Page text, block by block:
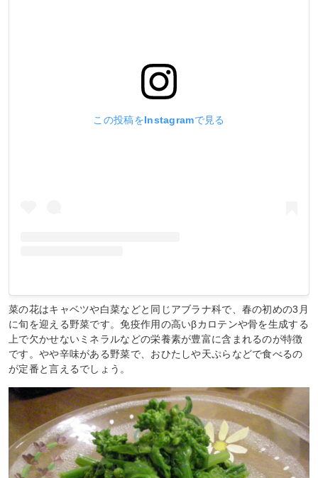
この投稿をInstagramで見る
菜の花はキャベツや白菜などと同じアブラナ科で、春の初めの3月
に旬を迎える野菜です。免疫作用の高いβカロテンや骨を生成する
上で欠かせないミネラルなどの栄養素が豊富に含まれるのが特徴
です。やや辛味がある野菜で、おひたしや天ぷらなどで食べるの
が定番と言えるでしょう。